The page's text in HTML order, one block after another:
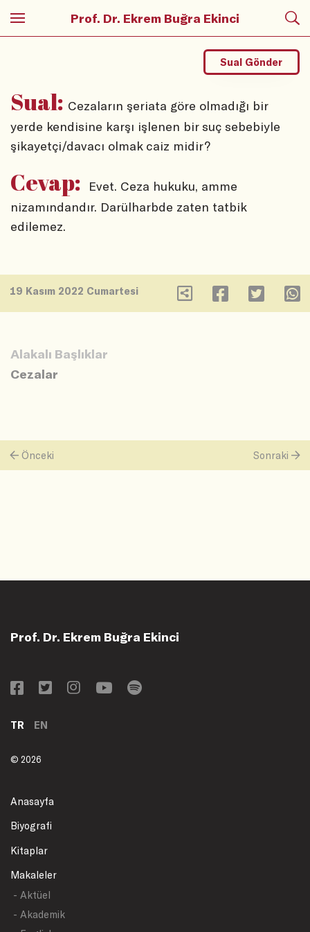
Prof. Dr. Ekrem Buğra Ekinci
Sual: Cezaların şeriata göre olmadığı bir
yerde kendisine karşı işlenen bir suç sebebiyle
şikayetçi/davacı olmak caiz midir?
Sual Gönder
Cevap:
Evet. Ceza hukuku, amme
nizamındandır. Darülharbde zaten tatbik
edilemez.
19 Kasım 2022 Cumartesi
Alakalı Başlıklar
Cezalar
Önceki Sonraki
Prof. Dr. Ekrem Buğra Ekinci
TR EN
© 2026
Anasayfa
Biyografi
Kitaplar
Makaleler
- Aktüel
- Akademik